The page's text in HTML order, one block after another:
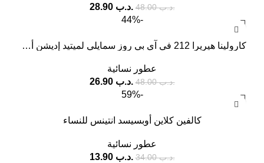
.د.ب48.00 .د.ب 28.90
-44%
كارولينا هيريرا 212 في آي بي روز سمايلي لميتيد إديشن أو دو برفيوم
عطور نسائية
.د.ب48.00 .د.ب 26.90
-59%
كالفين كلاين أوبسيسد انتينس للنساء
عطور نسائية
.د.ب34.00 .د.ب 13.90